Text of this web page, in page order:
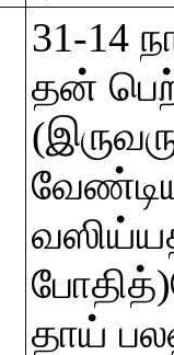
31-14
தன்
தாய்